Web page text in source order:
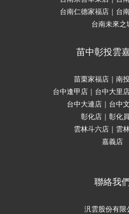
台南仁德家福店｜台
台南未來之
苗中彰投雲
苗栗家福店｜南
台中逢甲店｜台中大里
台中大連店｜台中
彰化店｜彰化
雲林斗六店｜雲
嘉義店
聯絡我
汎雲股份有限